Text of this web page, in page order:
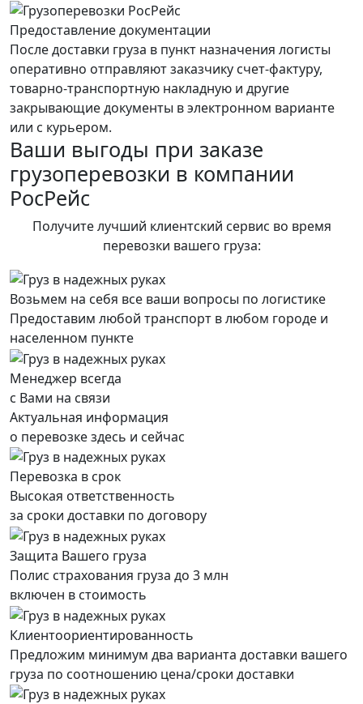
Предоставление документации
После доставки груза в пункт назначения логисты
оперативно отправляют заказчику счет-фактуру,
товарно-транспортную накладную и другие
закрывающие документы в электронном варианте
или с курьером.
Ваши выгоды при заказе
грузоперевозки в компании
РосРейс
Получите лучший клиентский сервис во время
перевозки вашего груза:
Возьмем на себя все ваши вопросы по логистике
Предоставим любой транспорт в любом городе и
населенном пункте
Менеджер всегда
с Вами на связи
Актуальная информация
о перевозке здесь и сейчас
Перевозка в срок
Высокая ответственность
за сроки доставки по договору
Защита Вашего груза
Полис страхования груза до 3 млн
включен в стоимость
Клиентоориентированность
Предложим минимум два варианта доставки вашего
груза по соотношению цена/сроки доставки